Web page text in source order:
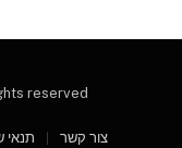
reserved
צור קשר תנאי